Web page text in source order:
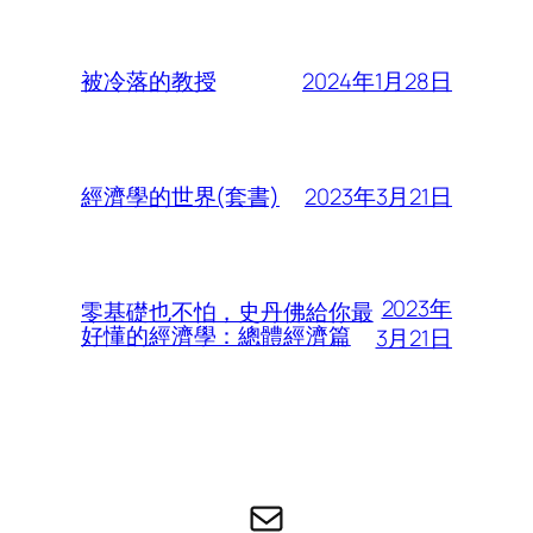
被冷落的教授 2024年1月28日
經濟學的世界(套書) 2023年3月21日
零基礎也不怕，史丹佛給你最
好懂的經濟學：總體經濟篇
2023年
3月21日
电子邮件